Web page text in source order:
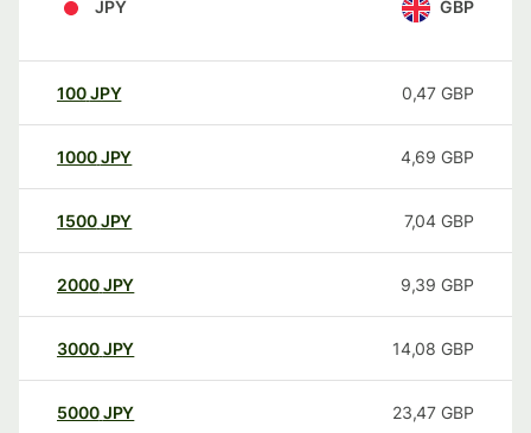
JPY GBP
100JPY 0,47 GBP
1000JPY 4,69 GBP
1500JPY 7,04 GBP
2000JPY 9,39 GBP
3000JPY 14,08 GBP
5000JPY 23,47 GBP